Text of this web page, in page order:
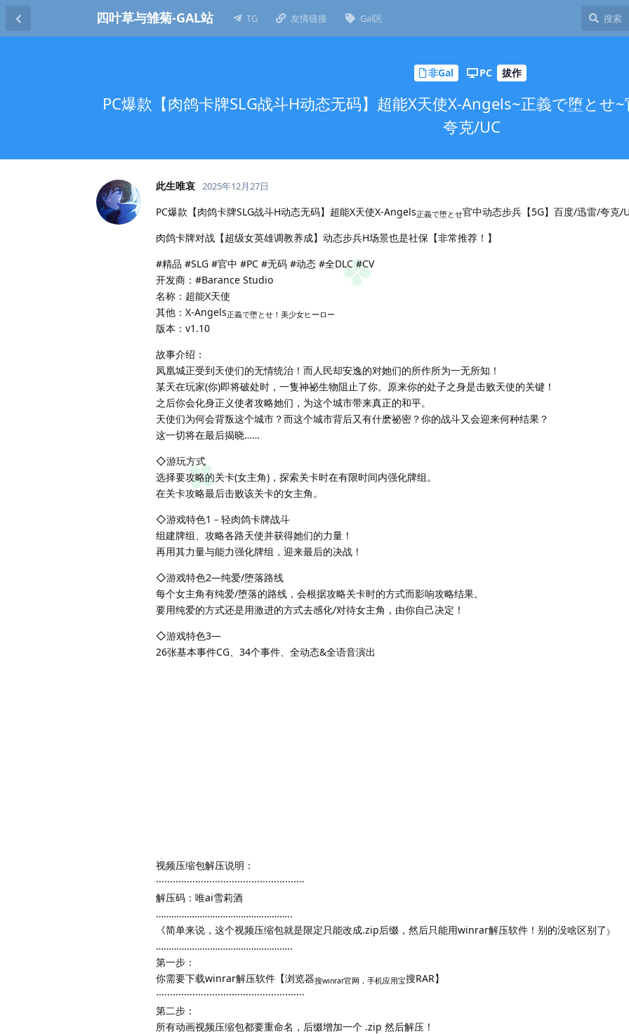
四叶草与雏菊-GAL站 TG 友情链接 Gal区
非Gal PC 拔作
PC爆款【肉鸽卡牌SLG战斗H动态无码】超能X天使X-Angels~正義で堕とせ
夸克/UC
此生唯哀 2025年12月27日
PC爆款【肉鸽卡牌SLG战斗H动态无码】超能X天使X-Angels正義で堕とせ官中动态步兵【5G】百度/迅雷/夸克/
肉鸽卡牌对战【超级女英雄调教养成】动态步兵H场景也是社保【非常推荐！】
#精品 #SLG #官中 #PC #无码 #动态 #全DLC #CV
开发商：#Barance Studio
名称：超能X天使
其他：X-Angels正義で堕とせ！美少女ヒーロー
版本：v1.10
故事介绍：
凤凰城正受到天使们的无情统治！而人民却安逸的对她们的所作所为一无所知！
某天在玩家(你)即将破处时，一隻神祕生物阻止了你。原来你的处子之身是击败天使的关键！
之后你会化身正义使者攻略她们，为这个城市带来真正的和平。
天使们为何会背叛这个城市？而这个城市背后又有什麽祕密？你的战斗又会迎来何种结果？
这一切将在最后揭晓……
◇游玩方式
选择要攻略的关卡(女主角)，探索关卡时在有限时间内强化牌组。
在关卡攻略最后击败该关卡的女主角。
◇游戏特色1－轻肉鸽卡牌战斗
组建牌组、攻略各路天使并获得她们的力量！
再用其力量与能力强化牌组，迎来最后的决战！
◇游戏特色2—纯爱/堕落路线
每个女主角有纯爱/堕落的路线，会根据攻略关卡时的方式而影响攻略结果。
要用纯爱的方式还是用激进的方式去感化/对待女主角，由你自己决定！
◇游戏特色3—
26张基本事件CG、34个事件、全动态&全语音演出
视频压缩包解压说明：
·····················································
解压码：唯ai雪莉酒
……………………………………………..
《简单来说，这个视频压缩包就是限定只能改成.zip后缀，然后只能用winrar解压软件！别的没啥区别了》
……………………………………………..
第一步：
你需要下载winrar解压软件【浏览器搜winrar官网，手机应用宝搜RAR】
·····················································
第二步：
所有动画视频压缩包都要重命名，后缀增加一个 .zip 然后解压！